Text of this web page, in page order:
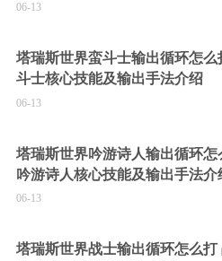
06-13
塔瑞斯世界蛮斗士输出循环怎么
斗士核心技能及输出手法介绍
06-13
塔瑞斯世界吟游诗人输出循环怎
吟游诗人核心技能及输出手法介
06-13
塔瑞斯世界战士输出循环怎么打